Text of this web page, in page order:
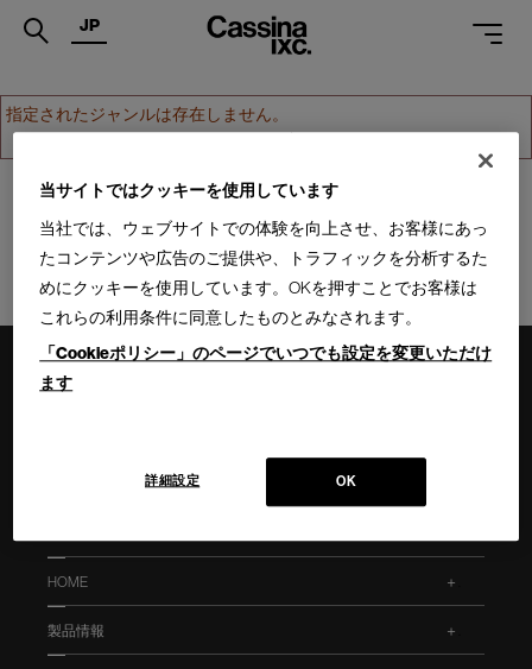
.
SERVICES
PROJECTS
MAGAZINE
SHOPS
PROFESSIONAL
JP
指定されたジャンルは存在しません。
ホームへ戻る
HOME
製品情報
当サイトではクッキーを使用しています
当社では、ウェブサイトでの体験を向上させ、お客様にあっ
たコンテンツや広告のご提供や、トラフィックを分析するた
めにクッキーを使用しています。OKを押すことでお客様は
これらの利用条件に同意したものとみなされます。
「Cookieポリシー」のページでいつでも設定を変更いただけ
ます
OK
詳細設定